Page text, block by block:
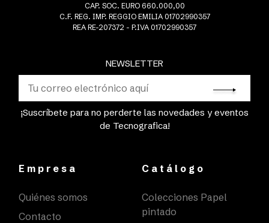
NEWSLETTER
¡Suscríbete para no perderte las novedades y eventos
de Tecnografica!
CAP. SOC. EURO 660.000,00
C.F. REG. IMP. REGGIO EMILIA 01702990357
REA RE-207372 - P.IVA 01702990357
Empresa
Quiénes somos
Contacto
Catálogo
Colecciones Papel
pintado